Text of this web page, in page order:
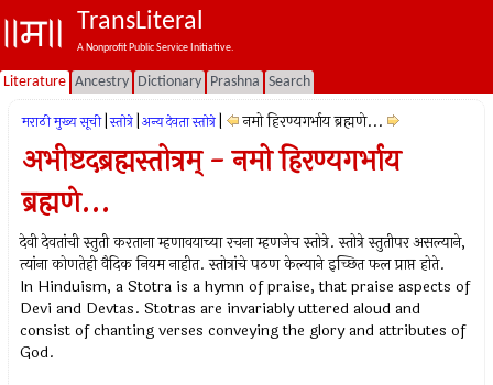
TransLiteral
A Nonprofit Public Service Initiative.
Literature Ancestry Dictionary Prashna Search
मराठी मुख्य सूची स्तोत्रे अन्य देवता स्तोत्रे नमो हिरण्यगर्भाय ब्रह्मणे...
अभीष्टदब्रह्मस्तोत्रम् - नमो हिरण्यगर्भाय
ब्रह्मणे...
देवी देवतांची स्तुती करताना म्हणावयाच्या रचना म्हणजेच स्तोत्रे. स्तोत्रे स्तुतीपर असल्याने,
त्यांना कोणतेही वैदिक नियम नाहीत. स्तोत्रांचे पठण केल्याने इच्छित फल प्राप्त होते.
In Hinduism, a Stotra is a hymn of praise, that praise aspects of
Devi and Devtas. Stotras are invariably uttered aloud and
consist of chanting verses conveying the glory and attributes of
God.